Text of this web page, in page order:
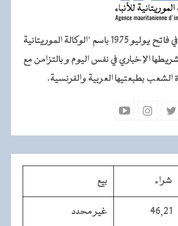
أنشئت الوكالة الموريتانية للأنباء في فاتح يوليو 1975 باسم "الوكالة الموريتانية
الإخباري في نفس اليوم و بالتزامن مع
بطبعتيها العربية والفرنسية.
شراء بيع
46,21 غير محدد